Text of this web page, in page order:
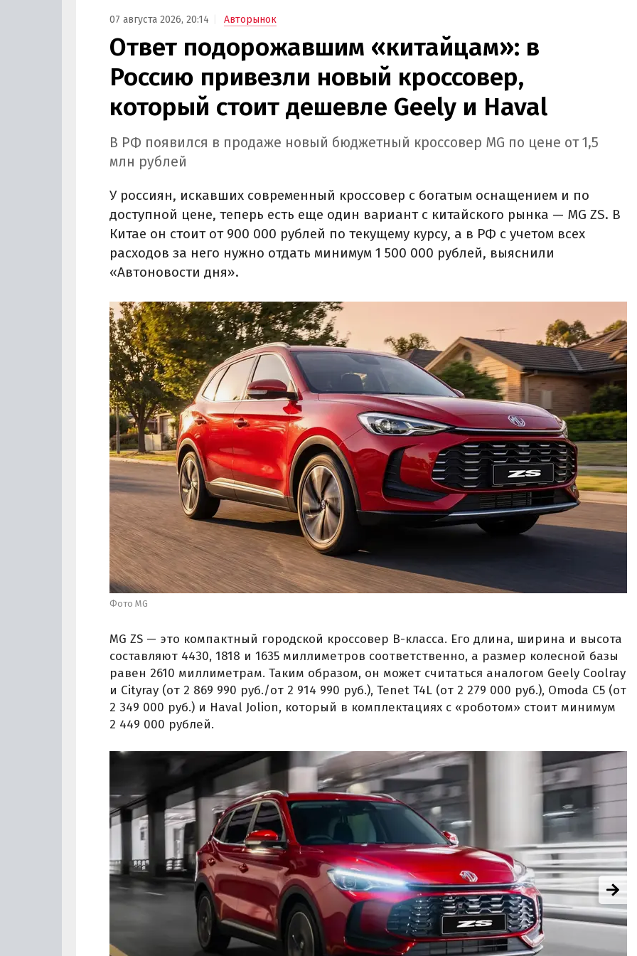
07 августа 2026, 20:14 Авторынок
Ответ подорожавшим «китайцам»: в
Россию привезли новый кроссовер,
который стоит дешевле Geely и Haval
В РФ появился в продаже новый бюджетный кроссовер MG по цене от 1,5
млн рублей
У россиян, искавших современный кроссовер с богатым оснащением и по
доступной цене, теперь есть еще один вариант с китайского рынка — MG ZS. В
Китае он стоит от 900 000 рублей по текущему курсу, а в РФ с учетом всех
расходов за него нужно отдать минимум 1 500 000 рублей, выяснили
«Автоновости дня».
Фото MG
MG ZS — это компактный городской кроссовер B-класса. Его длина, ширина и высота
составляют 4430, 1818 и 1635 миллиметров соответственно, а размер колесной базы
равен 2610 миллиметрам. Таким образом, он может считаться аналогом Geely Coolray
и Cityray (от 2 869 990 руб./от 2 914 990 руб.), Tenet T4L (от 2 279 000 руб.), Omoda C5 (от
2 349 000 руб.) и Haval Jolion, который в комплектациях с «роботом» стоит минимум
2 449 000 рублей.